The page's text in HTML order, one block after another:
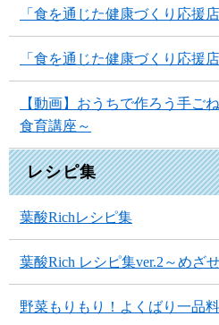
「食を通じた健康づくり応援
「食を通じた健康づくり応援
【動画】おうちで作ろう手ご
食育講座～
レシピ集
葉酸Richレシピ集
葉酸Rich レシピ集ver.2～めざ
野菜もりもり！よくばり一品